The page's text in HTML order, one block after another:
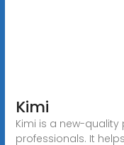
Kimi
Kimi is a new-
professionals. It